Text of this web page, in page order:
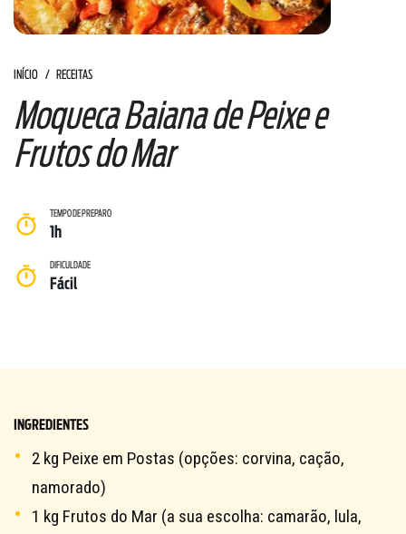
INÍCIO RECEITAS
Moqueca Baiana de Peixe e
Frutos do Mar
TEMPO DE PREPARO
1h
DIFICULDADE
Fácil
INGREDIENTES
2 kg Peixe em Postas (opções: corvina, cação,
namorado)
1 kg Frutos do Mar (a sua escolha: camarão, lula,